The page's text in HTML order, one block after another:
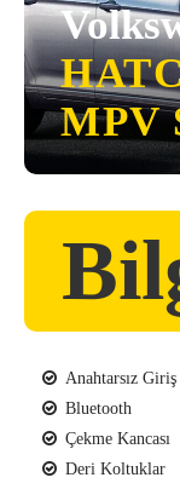
MPV
Anahtarsız Giriş
Bluetooth
Çekme Kancası
Deri Koltuklar